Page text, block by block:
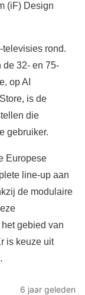
(iF) Design
rond.
de 32- en 75-
op AI
is de
die
gebruiker.
Europese
line-up aan
de modulaire
gebied van
is keuze uit
6 jaar geleden